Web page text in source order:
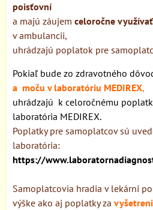
poisťovní
a majú záujem celoročne
v ambulancii,
uhrádzajú poplatok pre
Pokiaľ bude zo zdravotného
a moču v laboratóriu MEDIREX,
uhrádzajú k celoročnému
laboratória MEDIREX.
Poplatky pre samoplatcov sú
laboratória:
https://
Samoplatcovia hradia v lekárni
výške ako aj poplatky za